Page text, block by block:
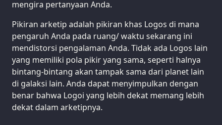
mengira pertanyaan Anda.
Pikiran arketip adalah pikiran khas Logos di mana
pengaruh Anda pada ruang/ waktu sekarang ini
mendistorsi pengalaman Anda. Tidak ada Logos lain
yang memiliki pola pikir yang sama, seperti halnya
bintang-bintang akan tampak sama dari planet lain
di galaksi lain. Anda dapat menyimpulkan dengan
benar bahwa Logoi yang lebih dekat memang lebih
dekat dalam arketipnya.